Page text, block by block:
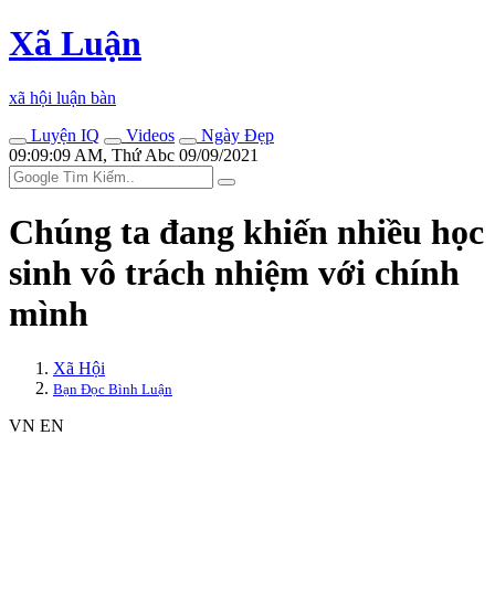
Xã Luận
xã hội luận bàn
Luyện IQ
Videos
Ngày Đẹp
09:09:09 AM, Thứ Abc 09/09/2021
Chúng ta đang khiến nhiều học
sinh vô trách nhiệm với chính
mình
Xã Hội
Bạn Đọc Bình Luận
VN EN